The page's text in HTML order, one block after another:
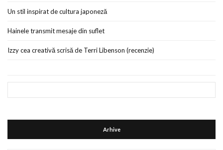
Un stil inspirat de cultura japoneză
Hainele transmit mesaje din suflet
Izzy cea creativă scrisă de Terri Libenson (recenzie)
Arhive